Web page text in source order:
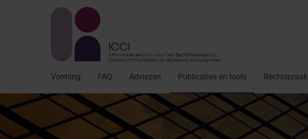
Vorming FAQ Adviezen Publicaties en tools Rechtspraak